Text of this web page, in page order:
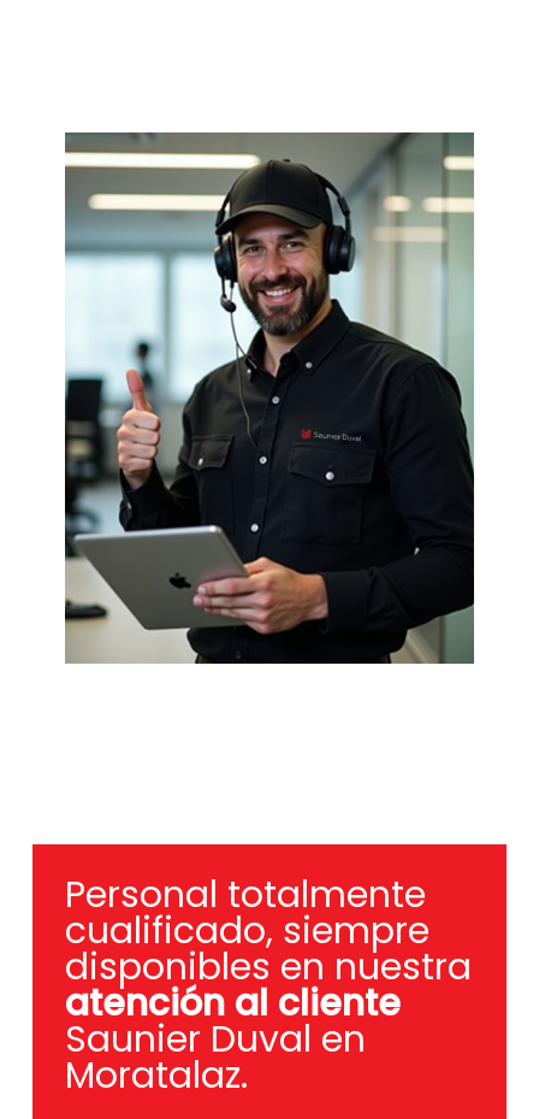
Personal totalmente
cualificado, siempre
disponibles en nuestra
atención al cliente
Saunier Duval en
Moratalaz.